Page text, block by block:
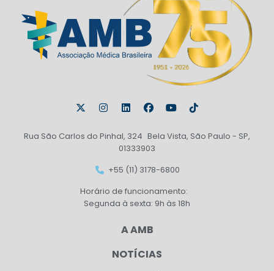
Rua São Carlos do Pinhal, 324 Bela Vista, São Paulo - SP,
01333903
+55 (11) 3178-6800
Horário de funcionamento:
Segunda à sexta: 9h às 18h
A AMB
NOTÍCIAS